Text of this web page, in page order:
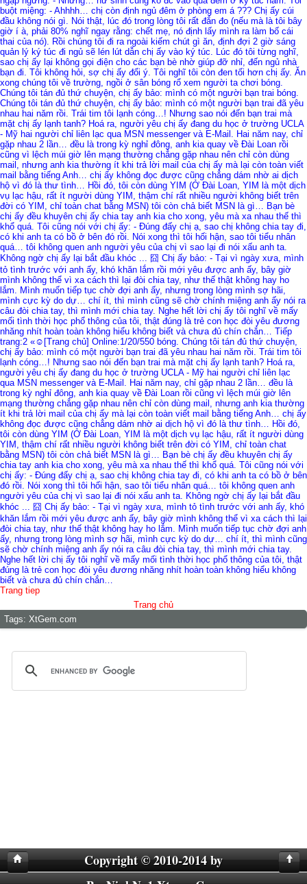
Trang tiep
Trang chủ
Tags: XtGem.com
Copyright © 2010-2014 by